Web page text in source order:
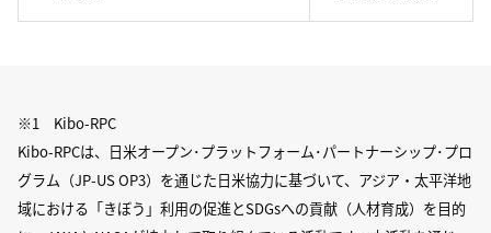
※1 Kibo-RPC
Kibo-RPCは、日米オープン･プラットフォーム･パートナーシップ･プロ
グラム（JP-US OP3）を通じた日米協力に基づいて、アジア・太平洋地
域における「きぼう」利用の促進とSDGsへの貢献（人材育成）を目的